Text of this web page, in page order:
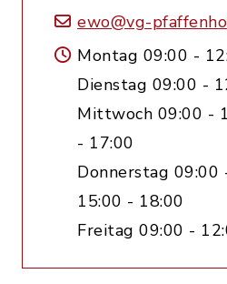
ewo@vg-
Montag 09:00 -
Dienstag 09:00 -
Mittwoch 09:00 -
- 17:00
Donnerstag 09:00
15:00 - 18:00
Freitag 09:00 -